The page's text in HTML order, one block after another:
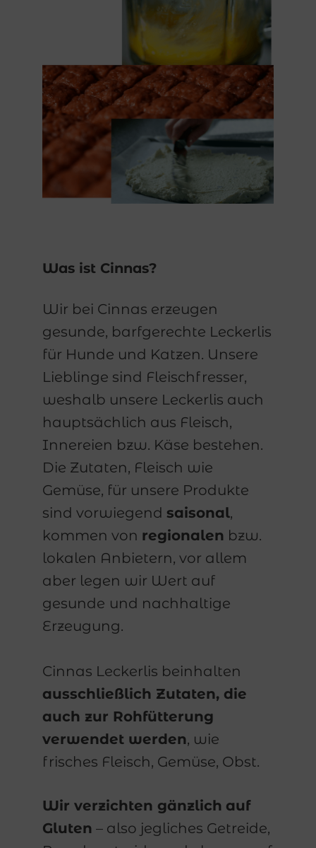
Was ist Cinnas?
Wir bei Cinnas erzeugen
gesunde, barfgerechte Leckerlis
für Hunde und Katzen. Unsere
Lieblinge sind Fleischfresser,
weshalb unsere Leckerlis auch
hauptsächlich aus Fleisch,
Innereien bzw. Käse bestehen.
Die Zutaten, Fleisch wie
Gemüse, für unsere Produkte
sind vorwiegend saisonal,
kommen von regionalen bzw.
lokalen Anbietern, vor allem
aber legen wir Wert auf
gesunde und nachhaltige
Erzeugung.
Cinnas Leckerlis beinhalten
ausschließlich Zutaten, die
auch zur Rohfütterung
verwendet werden, wie
frisches Fleisch, Gemüse, Obst.
Wir verzichten gänzlich auf
Gluten – also jegliches Getreide,